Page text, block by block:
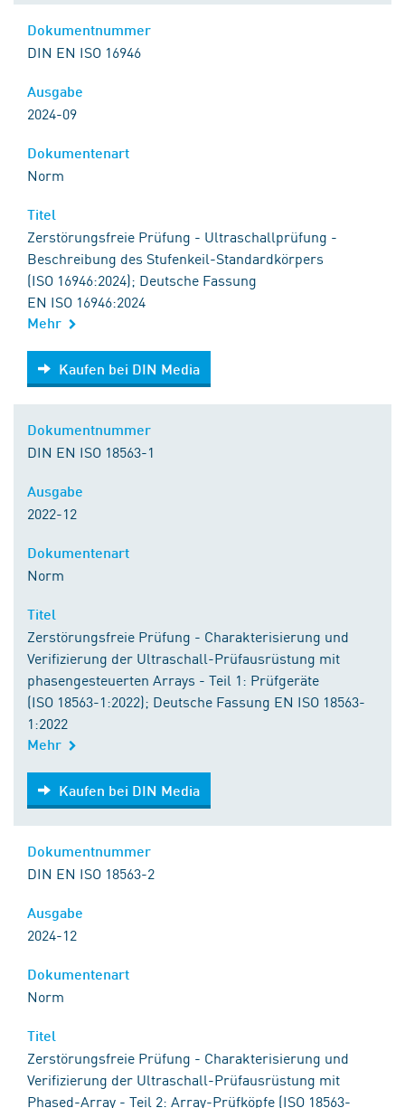
DIN EN ISO 16946
2024-09
Norm
Zerstörungsfreie Prüfung - Ultraschallprüfung -
Beschreibung des Stufenkeil-Standardkörpers
(ISO 16946:2024); Deutsche Fassung
EN ISO 16946:2024
Mehr
Kaufen bei DIN Media
Kaufen bei DIN Media
DIN EN ISO 18563-1
2022-12
Norm
Zerstörungsfreie Prüfung - Charakterisierung und
Verifizierung der Ultraschall-Prüfausrüstung mit
phasengesteuerten Arrays - Teil 1: Prüfgeräte
(ISO 18563-1:2022); Deutsche Fassung EN ISO 18563-
1:2022
Mehr
Kaufen bei DIN Media
Kaufen bei DIN Media
DIN EN ISO 18563-2
2024-12
Norm
Zerstörungsfreie Prüfung - Charakterisierung und
Verifizierung der Ultraschall-Prüfausrüstung mit
Phased-Array - Teil 2: Array-Prüfköpfe (ISO 18563-